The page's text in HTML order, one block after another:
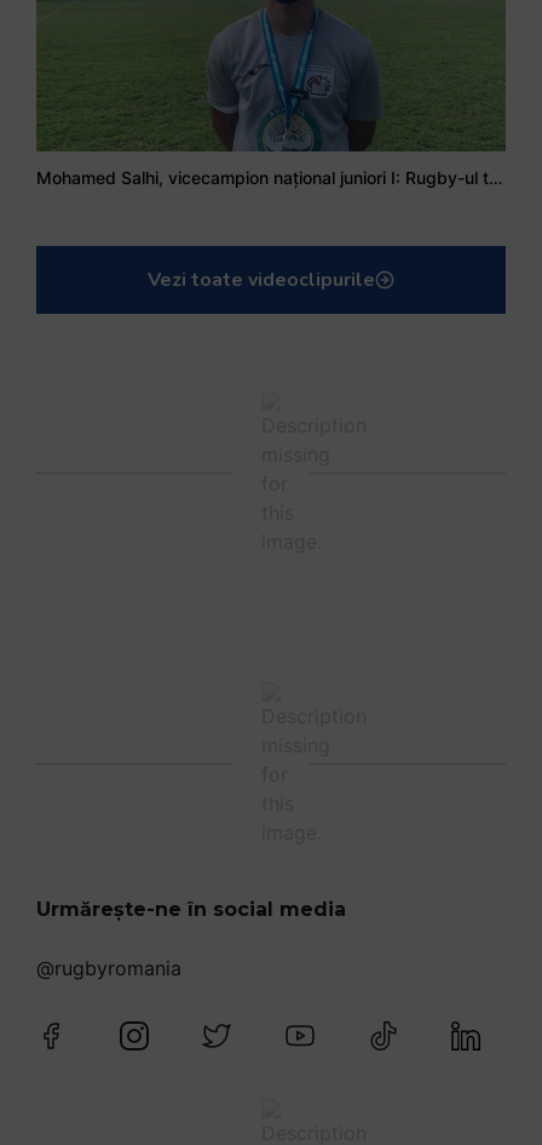
Mohamed Salhi, vicecampion național juniori I: Rugby-ul te învață să accepți și înfrângerile
Vezi toate videoclipurile
Urmărește-ne în social media
@rugbyromania